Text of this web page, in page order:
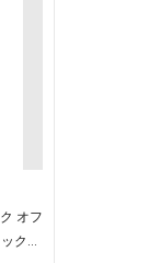
オフ
ク